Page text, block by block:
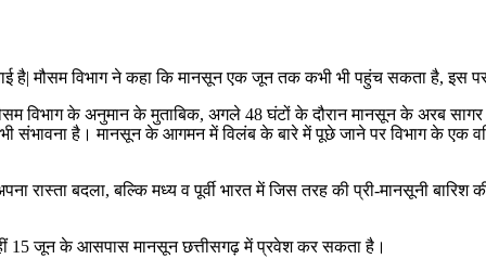
मौसम विभाग ने कहा कि मानसून एक जून तक कभी भी पहुंच सकता है, इस पर
विभाग के अनुमान के मुताबिक, अगले 48 घंटों के दौरान मानसून के अरब सागर
है। मानसून के आगमन में विलंब के बारे में पूछे जाने पर विभाग के एक
बदला, बल्कि मध्य व पूर्वी भारत में जिस तरह की प्री-मानसूनी
15 जून के आसपास मानसून छत्तीसगढ़ में प्रवेश कर सकता है।